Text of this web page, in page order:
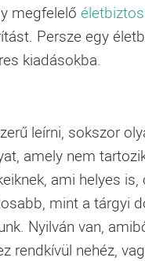
megfelelő
Persze egy
kiadásokba.
leírni, sokszor
amely nem
ami helyes
mint a tárgyi
Nyilván van,
rendkívül nehéz,